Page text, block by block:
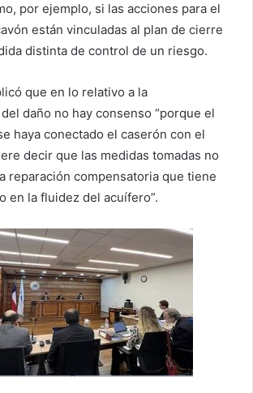
por ejemplo, si las acciones para el
están vinculadas al plan de cierre
distinta de control de un riesgo.
que en lo relativo a la
daño no hay consenso “porque el
haya conectado el caserón con el
decir que las medidas tomadas no
reparación compensatoria que tiene
en la fluidez del acuífero”.